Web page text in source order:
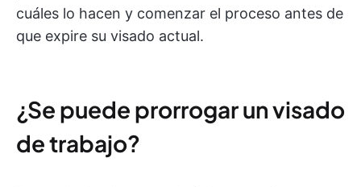
cuáles lo hacen y comenzar el proceso antes de
que expire su visado actual.
¿Se puede prorrogar un visado
de trabajo?